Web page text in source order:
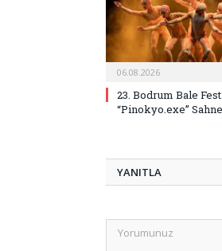
06.08.2026
23. Bodrum Bale
“Pinokyo.exe”
YANITLA